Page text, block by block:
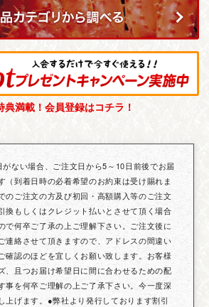
典満載！会員登録はコチラ！
ない場合、ご注文日から5～10日前後でお届
（到着日時の必着希望のお約束は受け賜れま
のご注文の方及び初回・高額購入等のご注文
換もしくはクレジット払いとさせて頂く場合
で何卒ご了承の上ご理解下さい。ご注文後に
連絡させて頂きますので、アドレスの間違い
確認のほどを宜しくお願い致します。お客様
、且つお届け希望日に間に合わせるための配
事を何卒ご理解の上ご了承下さい。今一度深
上げます。●弊社より発行しております割引